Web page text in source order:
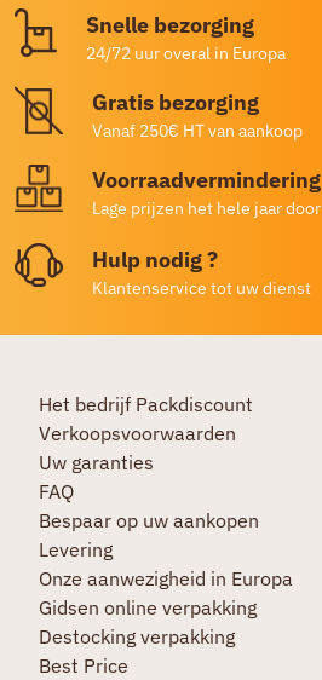
Snelle bezorging
24/72 uur overal in Europa
Gratis bezorging
Vanaf 250€ HT van aankoop
Voorraadvermindering
Lage prijzen het hele jaar door
Hulp nodig ?
Klantenservice tot uw dienst
Het bedrijf Packdiscount
Verkoopsvoorwaarden
Uw garanties
FAQ
Bespaar op uw aankopen
Levering
Onze aanwezigheid in Europa
Gidsen online verpakking
Destocking verpakking
Best Price